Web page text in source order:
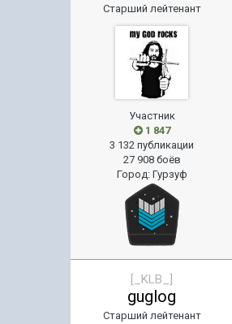
Старший лейтенант
Участник
1 847
3 132 публикации
27 908 боёв
Город: Гурзуф
[_KLB_]
guglog
Старший лейтенант